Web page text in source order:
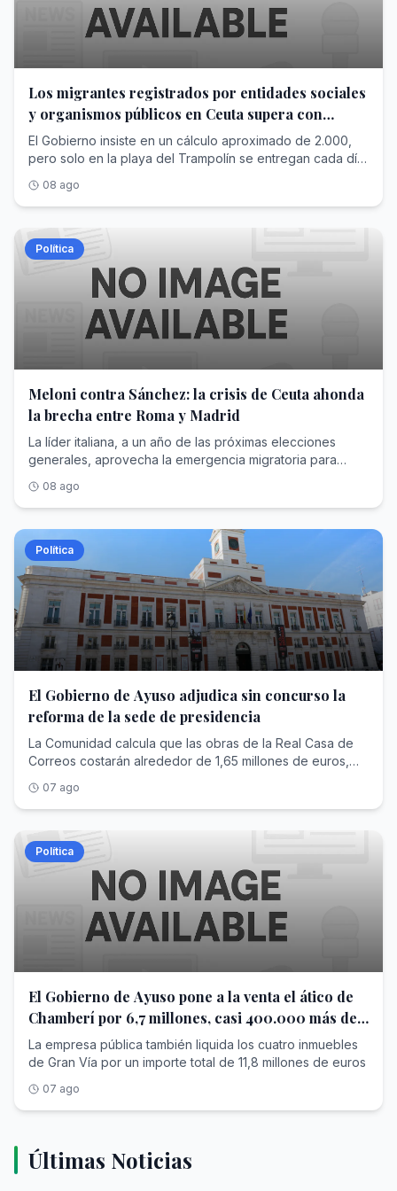
Los migrantes registrados por entidades sociales
y organismos públicos en Ceuta supera con
creces las cifras de Interior
El Gobierno insiste en un cálculo aproximado de 2.000,
pero solo en la playa del Trampolín se entregan cada día
08 ago
Política
Meloni contra Sánchez: la crisis de Ceuta ahonda
la brecha entre Roma y Madrid
La líder italiana, a un año de las próximas elecciones
generales, aprovecha la emergencia migratoria para
08 ago
Política
El Gobierno de Ayuso adjudica sin concurso la
reforma de la sede de presidencia
La Comunidad calcula que las obras de la Real Casa de
Correos costarán alrededor de 1,65 millones de euros,
trabajos, sino el diseño del proyecto por casi 60.000
euros
07 ago
Política
El Gobierno de Ayuso pone a la venta el ático de
Chamberí por 6,7 millones, casi 400.000 más de
lo que pagó
La empresa pública también liquida los cuatro inmuebles
de Gran Vía por un importe total de 11,8 millones de euros
07 ago
Últimas Noticias